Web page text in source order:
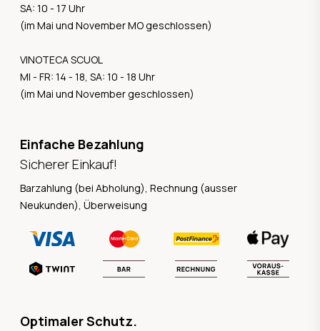
SA: 10 - 17 Uhr
(im Mai und November MO geschlossen)
VINOTECA SCUOL
MI - FR: 14 - 18, SA: 10 - 18 Uhr
(im Mai und November geschlossen)
Einfache Bezahlung
Sicherer Einkauf!
Barzahlung (bei Abholung), Rechnung (ausser
Neukunden), Überweisung
Optimaler Schutz.